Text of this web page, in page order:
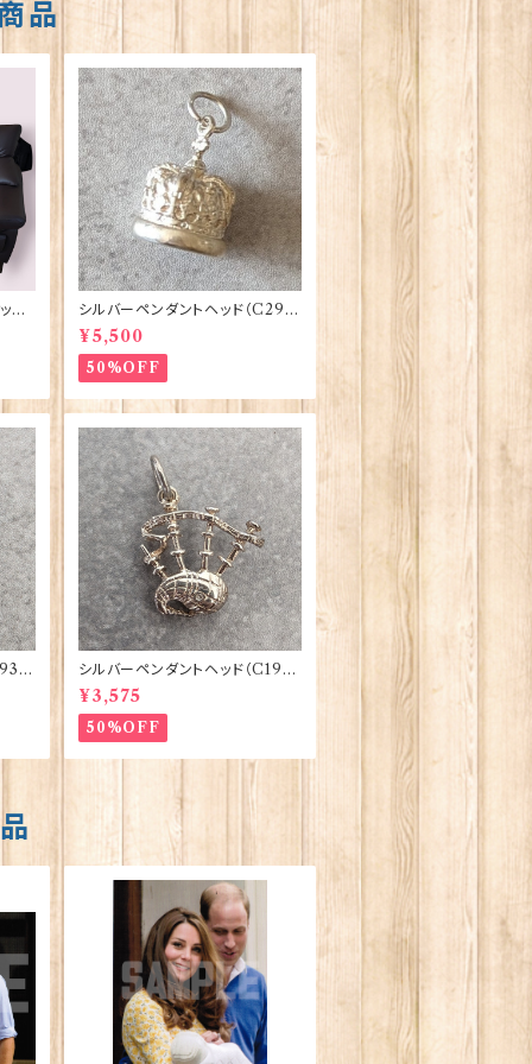
品
ト
シルバーペンダントヘッド（C291）
王冠 ORTAK 70165
¥5,500
50%OFF
）
シルバーペンダントヘッド（C19）
バグパイプ ORTAK 70158
¥3,575
50%OFF